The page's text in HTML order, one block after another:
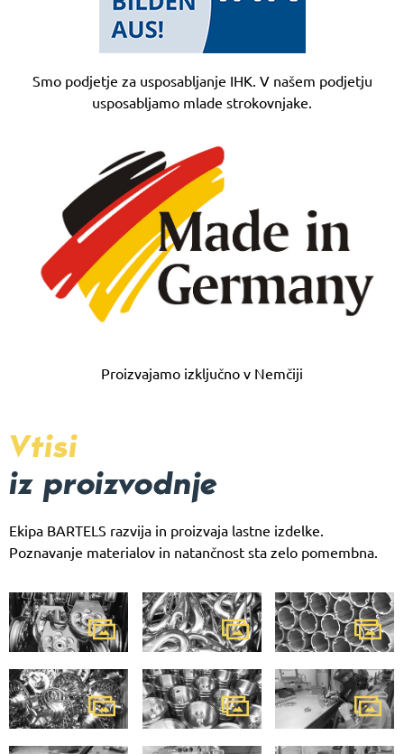
Smo podjetje za usposabljanje IHK. V našem podjetju
usposabljamo mlade strokovnjake.
Proizvajamo izključno v Nemčiji
Vtisi
iz proizvodnje
Ekipa BARTELS razvija in proizvaja lastne izdelke.
Poznavanje materialov in natančnost sta zelo pomembna.